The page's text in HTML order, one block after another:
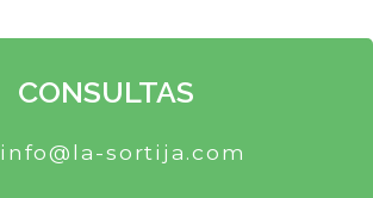
CONSULTAS
info@la-sortija.com